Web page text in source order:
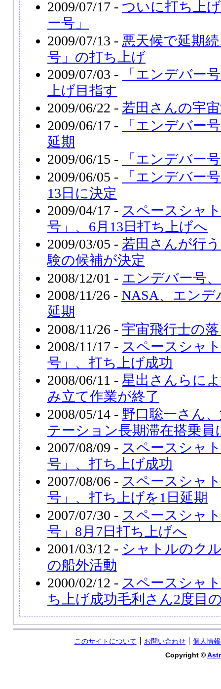
2009/07/17 - ついに打ち上
ー号」
2009/07/13 - 悪天候で延期
号」の打ち上げ
2009/07/03 -
「エンデバー
上げ目指す
2009/06/22 - 若田さんの宇
2009/06/17 -
「エンデバー
延期
2009/06/15 -
「エンデバー
2009/06/05 -
「エンデバー
13日に決定
2009/04/17 - スペースシャ
号」、6月13日打ち上げへ
2009/03/05 - 若田さんが行
験の候補が決定
2008/12/01 - エンデバー号
2008/11/26 - NASA、エンデ
延期
2008/11/26 - 宇宙飛行士の
2008/11/17 - スペースシャ
号」、打ち上げ成功
2008/06/11 - 星出さんらに
み立て作業が終了
2008/05/14 - 野口聡一さん
テーション長期滞在搭乗員
2007/08/09 - スペースシャ
号」、打ち上げ成功
2007/08/06 - スペースシャ
号」、打ち上げを1日延期
2007/07/30 - スペースシャ
号」8月7日打ち上げへ
2001/03/12 - シャトルのク
の船外活動
2000/02/12 - スペースシャ
ち上げ成功毛利さん2度目
このサイトについて お問い合わせ
個人情
Copyright ©